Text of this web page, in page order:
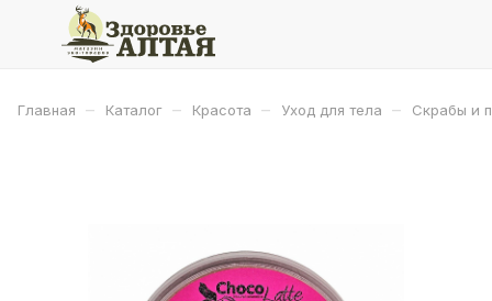
Главная – Каталог – Красота – Уход для тела – Скрабы и